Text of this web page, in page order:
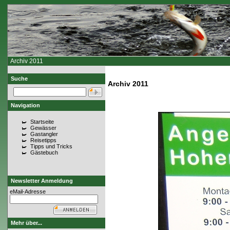
Archiv 2011
Suche
Navigation
Startseite
Gewässer
Gastangler
Reisetipps
Tipps und Tricks
Gästebuch
Newsletter Anmeldung
eMail-Adresse
Mehr über...
Archiv 2011